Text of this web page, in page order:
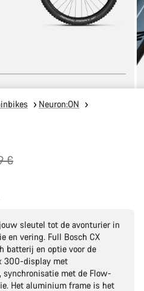
Neuron:ON
€
sleutel tot de avonturier in
en vering. Full Bosch CX
batterij en optie voor de
300-display met
met de Flow-
Het aluminium frame is het